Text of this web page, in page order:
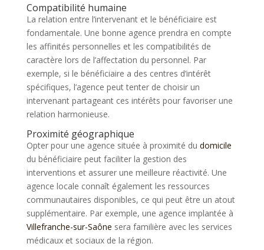
Compatibilité humaine
La relation entre l’intervenant et le bénéficiaire est
fondamentale. Une bonne agence prendra en compte
les affinités personnelles et les compatibilités de
caractère lors de l’affectation du personnel. Par
exemple, si le bénéficiaire a des centres d’intérêt
spécifiques, l’agence peut tenter de choisir un
intervenant partageant ces intérêts pour favoriser une
relation harmonieuse.
Proximité géographique
Opter pour une agence située à proximité du domicile
du bénéficiaire peut faciliter la gestion des
interventions et assurer une meilleure réactivité. Une
agence locale connaît également les ressources
communautaires disponibles, ce qui peut être un atout
supplémentaire. Par exemple, une agence implantée à
Villefranche-sur-Saône sera familière avec les services
médicaux et sociaux de la région.